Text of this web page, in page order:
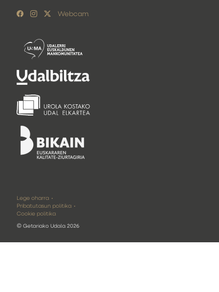
Webcam
Lege oharra
Pribatutasun politika
Cookie politika
©Getariako Udala 2026